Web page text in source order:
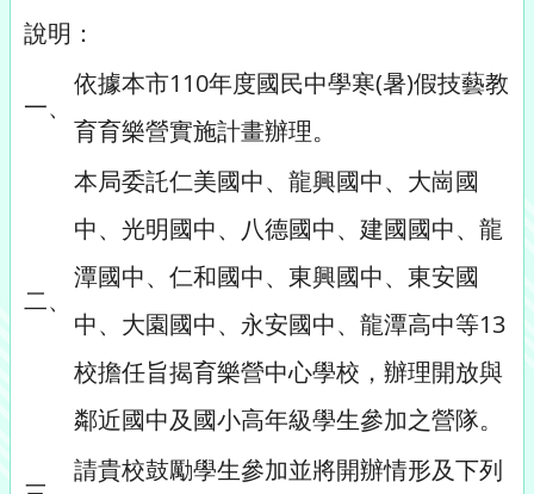
說明：
一、
依據本市110年度國民中學寒(暑)假技藝教
育育樂營實施計畫辦理。
二、
本局委託仁美國中、龍興國中、大崗國
中、光明國中、八德國中、建國國中、龍
潭國中、仁和國中、東興國中、東安國
中、大園國中、永安國中、龍潭高中等13
校擔任旨揭育樂營中心學校，辦理開放與
鄰近國中及國小高年級學生參加之營隊。
請貴校鼓勵學生參加並將開辦情形及下列